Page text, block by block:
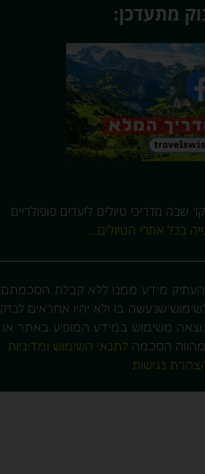
מתעדכן:
מדריכי טיולים ליעדים פופולריים
בכל אתרי הטיולים…
מידע ממנו ללא קבלת הסכמתם
שנעשה בו ולא יהיו אחראים לנזק
משימוש במידע המופיע באתר או
הסכמהלתנאי השימוש ומדיניות
נגישות